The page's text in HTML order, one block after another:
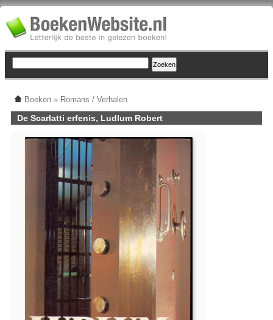
Boeken » Romans / Verhalen
De Scarlatti erfenis, Ludlum Robert